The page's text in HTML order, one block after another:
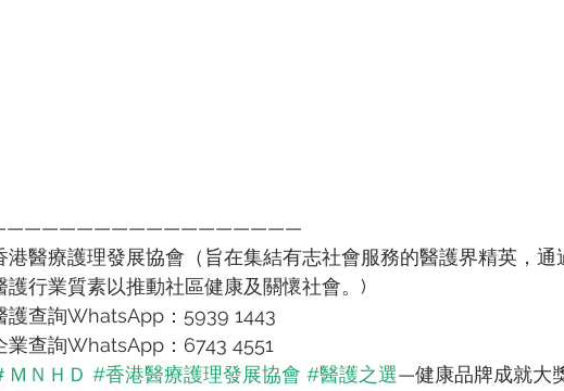
港醫療護理發展協會（旨在集結有志社會服務的醫護界精英，
護行業質素以推動社區健康及關懷社會。)
護查詢WhatsApp：5939 1443
業查詢WhatsApp：6743 4551
ＭＮＨＤ #香港醫療護理發展協會 #醫護之選—健康品牌成就大